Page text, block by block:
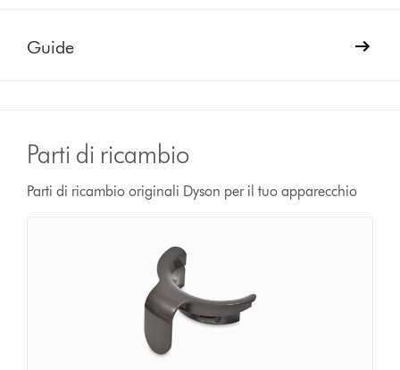
Guide
Parti di ricambio
Parti di ricambio originali Dyson per il tuo apparecchio